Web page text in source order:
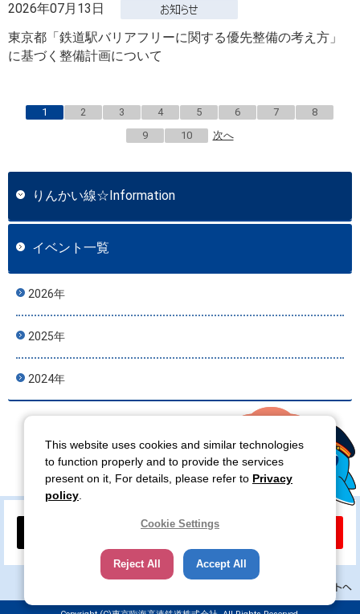
2026年07月13日
東京都「鉄道駅バリアフリーに関する優先整備の考え方」
に基づく整備計画について
1 2 3 4 5 6 7
8
9
10 次へ
りんかい線☆Information
イベント一覧
2026年
2025年
2024年
This website uses cookies and similar technologies
to function properly and to provide the services
present on it, For details, please refer to Privacy
policy
Cookie Settings
Reject All Accept All